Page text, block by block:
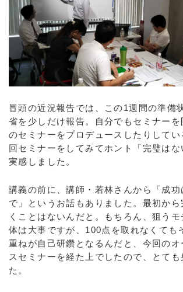
冒頭の近況報告では、この1週間の準備
省を少しだけ報告。自分でもセミナーを
のセミナーをプロデュースしたりして
回セミナーをしてみてホント「完璧はな
実感しました。
講義の前に、講師・若林さんから「成功
で」というお話もありました。最初か
くことはないんだと。もちろん、狙う
体は大事ですが、100点を取れなくても
重ねが自己研鑽となるんだと、今回の
スセミナーを経た上でしたので、とても
た。